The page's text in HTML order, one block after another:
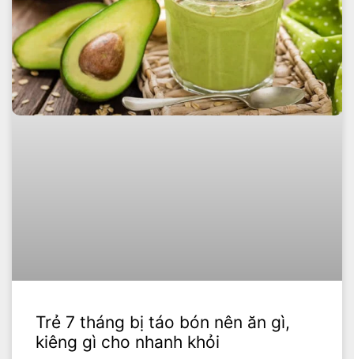
Trẻ 7 tháng bị táo bón nên ăn gì,
kiêng gì cho nhanh khỏi